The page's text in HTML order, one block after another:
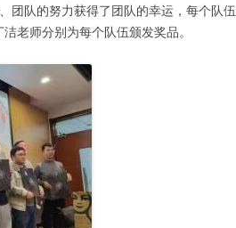
团队的努力获得了团队的幸运，每个队伍
老师分别为每个队伍颁发奖品。